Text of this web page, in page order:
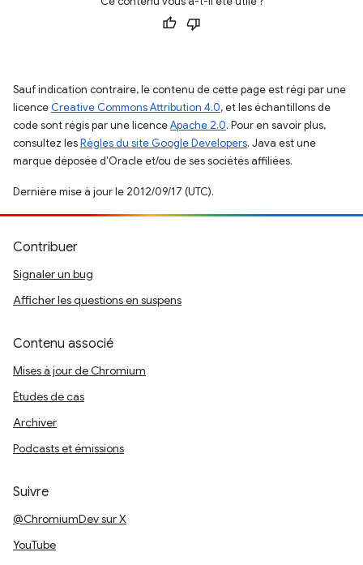
Sauf indication contraire, le contenu de cette page est régi par une
licence Creative Commons Attribution 4.0, et les échantillons de
code sont régis par une licenceApache 2.0. Pour en savoir plus,
consultez lesRègles du site Google Developers. Java est une
marque déposée d'Oracle et/ou de ses sociétés affiliées.
Dernière mise à jour le 2012/09/17 (UTC).
Contribuer
Signaler un bug
Afficher les questions en suspens
Contenu associé
Mises à jour de Chromium
Études de cas
Archiver
Podcasts et émissions
Suivre
@ChromiumDev sur X
YouTube